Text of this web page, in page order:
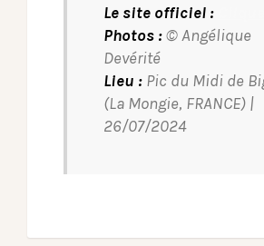
Le site officiel :
Photos :© Angélique
Devérité
Lieu : Pic du Midi de
(La Mongie, FRANCE) |
26/07/2024